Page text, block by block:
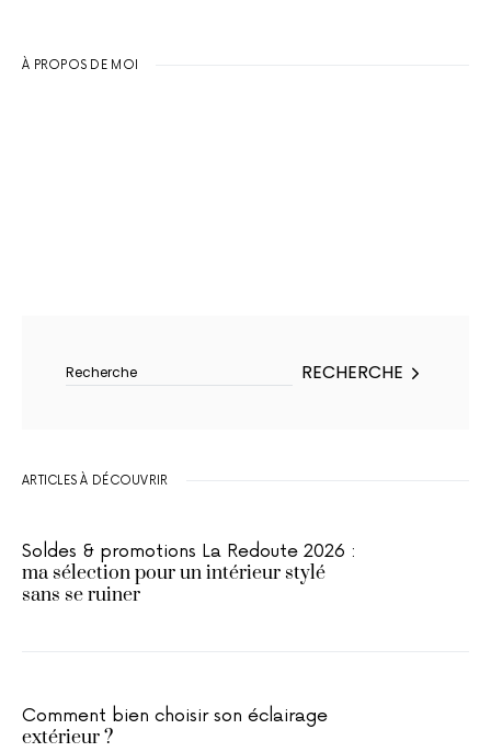
À PROPOS DE MOI
RECHERCHE
ARTICLES À DÉCOUVRIR
Soldes & promotions La Redoute 2026 :
ma sélection pour un intérieur stylé
sans se ruiner
Comment bien choisir son éclairage
extérieur ?